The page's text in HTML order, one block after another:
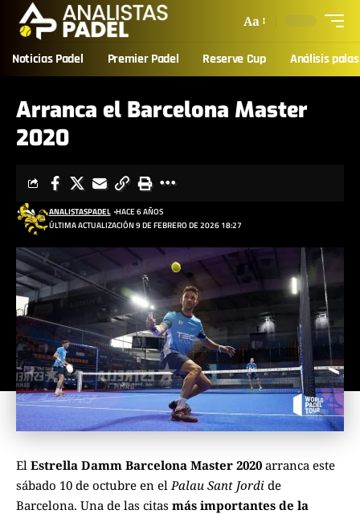
Aa
Noticias Padel Premier Padel Reserve Cup Análisis palas
Arranca el Barcelona Master
2020
ÚLTIMA ACTUALIZACIÓN 9 DE FEBRERO DE 2026 18:27
ANALISTASPADEL HACE 6 AÑOS
El Estrella Damm Barcelona Master 2020 arranca este
sábado 10 de octubre en el Palau Sant Jordi de
Barcelona. Una de las citas más importantes de la